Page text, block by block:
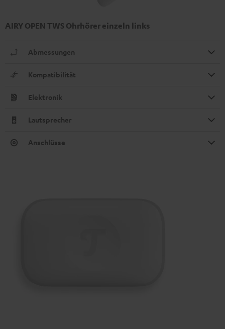
AIRY OPEN TWS Ohrhörer einzeln links
Abmessungen
Kompatibilität
Elektronik
Lautsprecher
Anschlüsse